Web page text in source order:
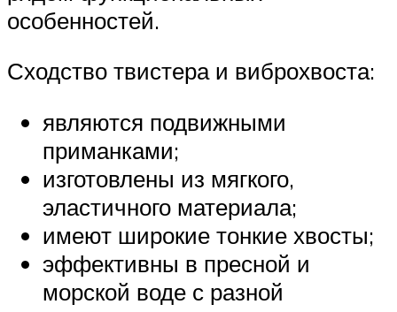
особенностей.
Сходство твистера и виброхвоста:
являются подвижными
приманками;
изготовлены из мягкого,
эластичного материала;
имеют широкие тонкие хвосты;
эффективны в пресной и
морской воде с разной